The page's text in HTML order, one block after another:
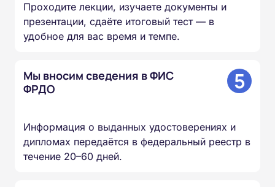
Проходите лекции, изучаете документы и
презентации, сдаёте итоговый тест — в
удобное для вас время и темпе.
Мы вносим сведения в ФИС
ФРДО
5
Информация о выданных удостоверениях и
дипломах передаётся в федеральный реестр в
течение 20–60 дней.